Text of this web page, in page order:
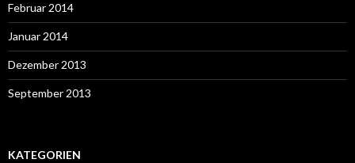
Februar 2014
Januar 2014
Dezember 2013
September 2013
KATEGORIEN